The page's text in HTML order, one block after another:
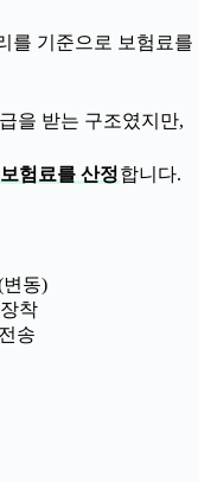
를 기준으로 보험료를
을 받는 구조였지만,
험료를 산정합니다.
동)
착
송